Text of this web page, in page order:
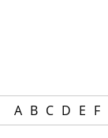
A B C D E F